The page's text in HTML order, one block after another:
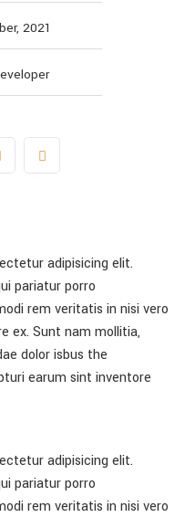
2021
adipisicing elit.
pariatur porro
rem veritatis in nisi vero
ex. Sunt nam mollitia,
dolor isbus the
earum sint inventore
adipisicing elit.
pariatur porro
rem veritatis in nisi vero